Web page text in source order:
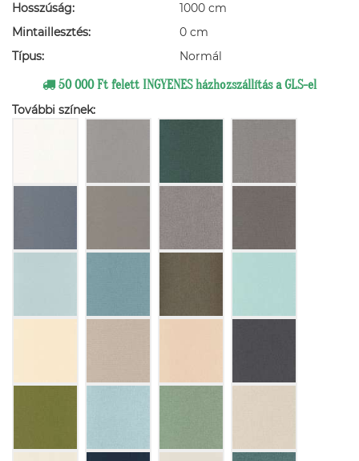
Hosszúság:
1000 cm
Mintaillesztés:
0 cm
Típus:
Normál
50 000 Ft felett INGYENES házhozszállítás a GLS-el
További színek: